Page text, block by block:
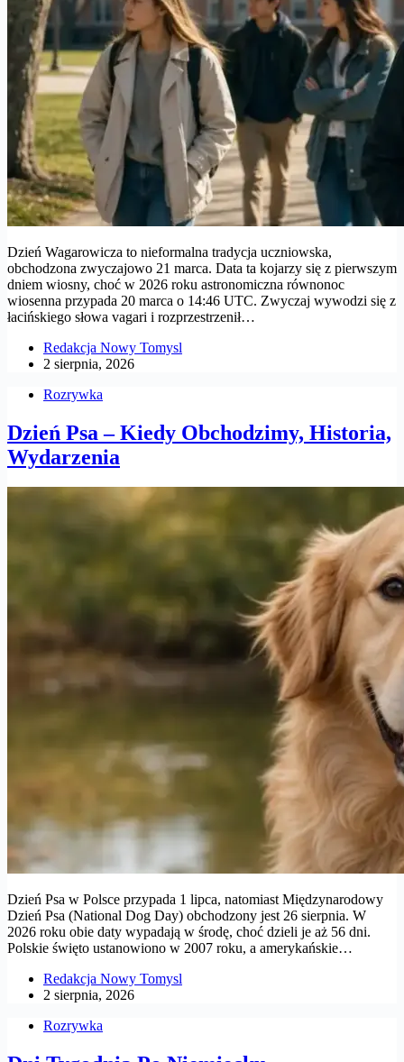
Dzień Wagarowicza to nieformalna tradycja uczniowska,
obchodzona zwyczajowo 21 marca. Data ta kojarzy się z pierwszym
dniem wiosny, choć w 2026 roku astronomiczna równonoc
wiosenna przypada 20 marca o 14:46 UTC. Zwyczaj wywodzi się z
łacińskiego słowa vagari i rozprzestrzenił…
Redakcja Nowy Tomysl
2 sierpnia, 2026
Rozrywka
Dzień Psa – Kiedy Obchodzimy, Historia,
Wydarzenia
Dzień Psa w Polsce przypada 1 lipca, natomiast Międzynarodowy
Dzień Psa (National Dog Day) obchodzony jest 26 sierpnia. W
2026 roku obie daty wypadają w środę, choć dzieli je aż 56 dni.
Polskie święto ustanowiono w 2007 roku, a amerykańskie…
Redakcja Nowy Tomysl
2 sierpnia, 2026
Rozrywka